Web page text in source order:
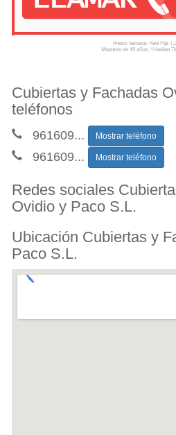
Cubiertas y Fachadas
teléfonos
961609... Mostrar teléfono
961609... Mostrar teléfono
Redes sociales
Ovidio y Paco S.L.
Ubicación Cubiertas y
Paco S.L.